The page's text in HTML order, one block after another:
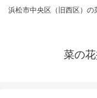
浜松市中央区（旧西区）
菜の